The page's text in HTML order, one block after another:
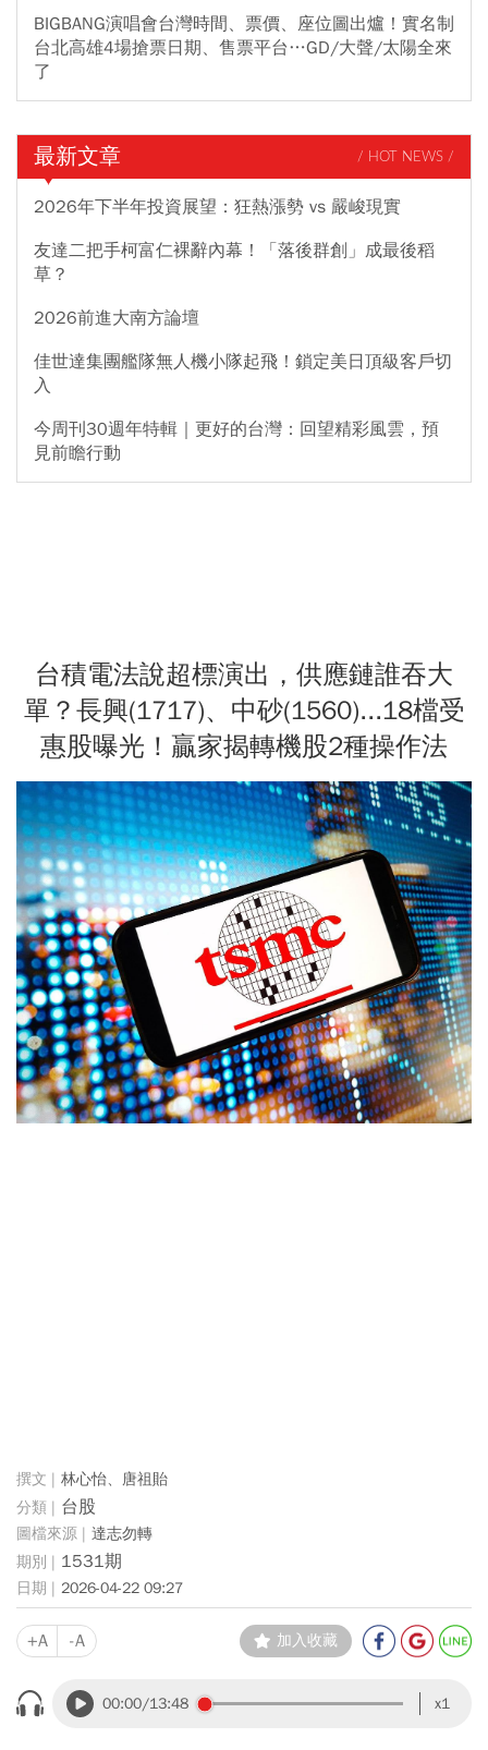
BIGBANG演唱會台灣時間、票價、座位圖出爐！實名制
台北高雄4場搶票日期、售票平台…GD/大聲/太陽全來
了
最新文章 / HOT NEWS /
2026年下半年投資展望：狂熱漲勢 vs 嚴峻現實
友達二把手柯富仁裸辭內幕！「落後群創」成最後稻
草？
2026前進大南方論壇
佳世達集團艦隊無人機小隊起飛！鎖定美日頂級客戶切
入
今周刊30週年特輯｜更好的台灣：回望精彩風雲，預
見前瞻行動
台積電法說超標演出，供應鏈誰吞大
單？長興(1717)、中砂(1560)...18檔受
惠股曝光！贏家揭轉機股2種操作法
林心怡、唐祖貽
台股
達志勿轉
1531期
2026-04-22 09:27
+A -A 加入收藏
00:00/13:48 x1